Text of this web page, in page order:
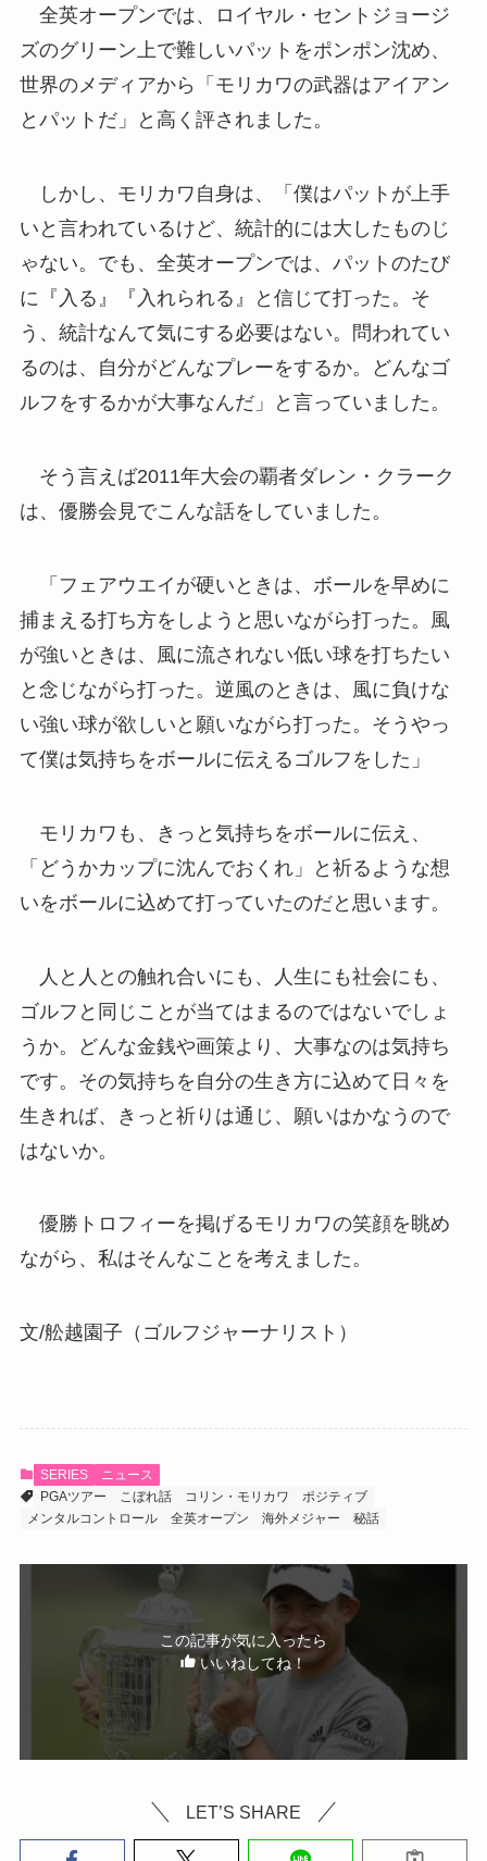
全英オープンでは、ロイヤル・セントジョージ
ズのグリーン上で難しいパットをポンポン沈め、
世界のメディアから「モリカワの武器はアイアン
とパットだ」と高く評されました。
しかし、モリカワ自身は、「僕はパットが上手
いと言われているけど、統計的には大したものじ
ゃない。でも、全英オープンでは、パットのたび
に『入る』『入れられる』と信じて打った。そ
う、統計なんて気にする必要はない。問われてい
るのは、自分がどんなプレーをするか。どんなゴ
ルフをするかが大事なんだ」と言っていました。
そう言えば2011年大会の覇者ダレン・クラーク
は、優勝会見でこんな話をしていました。
「フェアウエイが硬いときは、ボールを早めに
捕まえる打ち方をしようと思いながら打った。風
が強いときは、風に流されない低い球を打ちたい
と念じながら打った。逆風のときは、風に負けな
い強い球が欲しいと願いながら打った。そうやっ
て僕は気持ちをボールに伝えるゴルフをした」
モリカワも、きっと気持ちをボールに伝え、
「どうかカップに沈んでおくれ」と祈るような想
いをボールに込めて打っていたのだと思います。
人と人との触れ合いにも、人生にも社会にも、
ゴルフと同じことが当てはまるのではないでしょ
うか。どんな金銭や画策より、大事なのは気持ち
です。その気持ちを自分の生き方に込めて日々を
生きれば、きっと祈りは通じ、願いはかなうので
はないか。
優勝トロフィーを掲げるモリカワの笑顔を眺め
ながら、私はそんなことを考えました。
文/舩越園子（ゴルフジャーナリスト）
SERIES
ニュース
PGAツアー
こぼれ話 コリン・モリカワ
ポジティブ
メンタルコントロール
全英オープン 海外メジャー 秘話
この記事が気に入ったら
いいねしてね！
LET’S SHARE